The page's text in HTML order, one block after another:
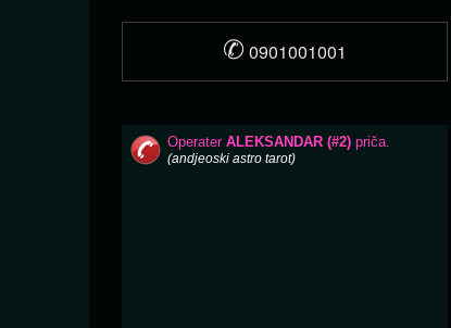
✆ 0901001001